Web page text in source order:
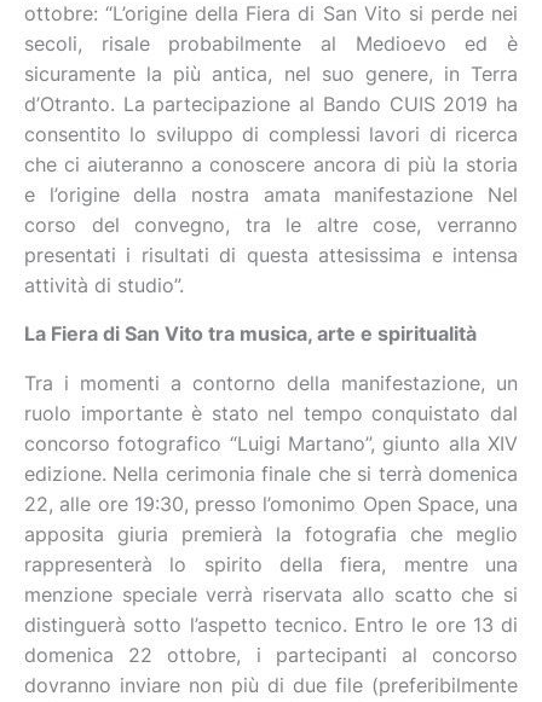
ottobre: “L’origine della Fiera di San Vito si perde nei
secoli, risale probabilmente al Medioevo ed è
sicuramente la più antica, nel suo genere, in Terra
d’Otranto. La partecipazione al Bando CUIS 2019 ha
consentito lo sviluppo di complessi lavori di ricerca
che ci aiuteranno a conoscere ancora di più la storia
e l’origine della nostra amata manifestazione Nel
corso del convegno, tra le altre cose, verranno
presentati i risultati di questa attesissima e intensa
attività di studio”.
La Fiera di San Vito tra musica, arte e spiritualità
Tra i momenti a contorno della manifestazione, un
ruolo importante è stato nel tempo conquistato dal
concorso fotografico “Luigi Martano”, giunto alla XIV
edizione. Nella cerimonia finale che si terrà domenica
22, alle ore 19:30, presso l’omonimo Open Space, una
apposita giuria premierà la fotografia che meglio
rappresenterà lo spirito della fiera, mentre una
menzione speciale verrà riservata allo scatto che si
distinguerà sotto l’aspetto tecnico. Entro le ore 13 di
domenica 22 ottobre, i partecipanti al concorso
dovranno inviare non più di due file (preferibilmente